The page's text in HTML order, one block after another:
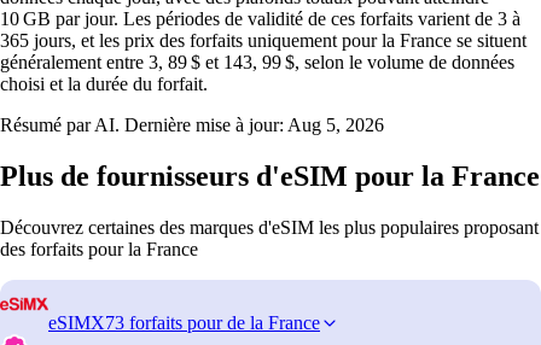
10 GB par jour. Les périodes de validité de ces forfaits varient de 3 à
365 jours, et les prix des forfaits uniquement pour la France se situent
généralement entre 3, 89 $ et 143, 99 $, selon le volume de données
choisi et la durée du forfait.
Résumé par AI. Dernière mise à jour: Aug 5, 2026
Plus de fournisseurs d'eSIM pour la France
Découvrez certaines des marques d'eSIM les plus populaires proposant
des forfaits pour la France
eSIMX73 forfaits pour de la France